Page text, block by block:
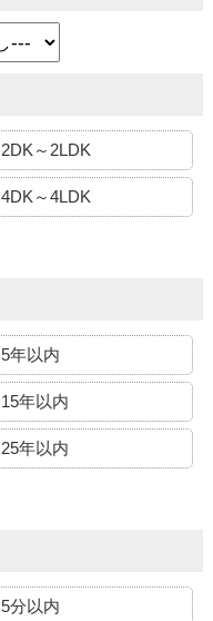
2DK～2LDK
4DK～4LDK
5年以内
15年以内
25年以内
5分以内